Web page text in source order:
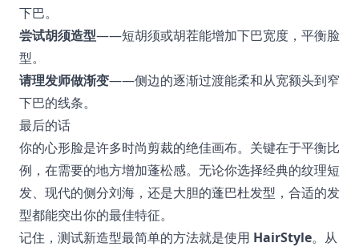
下巴。
尝试胡须造型——短胡须或胡茬能增加下巴宽度，平衡脸
型。
请理发师做渐变——侧边的逐渐过渡能柔和从宽额头到窄
下巴的线条。
最后的话
你的心形脸是许多时尚剪裁的绝佳画布。关键在于平衡比
例，在需要的地方增加蓬松感。无论你选择经典的纹理短
发、现代的侧分刘海，还是大胆的蓬巴杜发型，合适的发
型都能突出你的最佳特征。
记住，测试新造型最简单的方法就是使用 HairStyle。从